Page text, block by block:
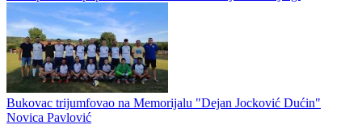
Bukovac trijumfovao na Memorijalu "Dejan Jocković Dućin"
Novica Pavlović